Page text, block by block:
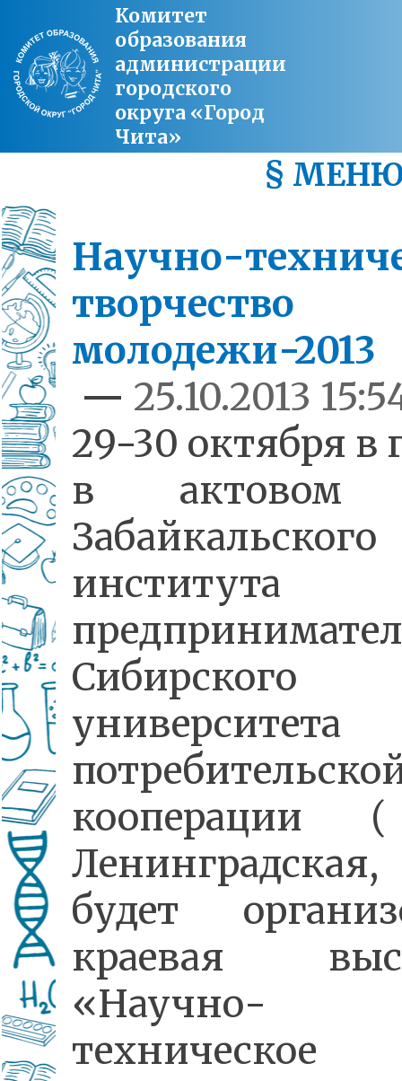
Комитет
образования
администрации
городского
округа «Город
Чита»
§
Научно-
творчество
молодежи-2013
— 25.10.2013
29-30 октября в
в актовом
Забайкальского
института
Сибирского
университета
кооперации
будет
краевая
«Научно-
техническое